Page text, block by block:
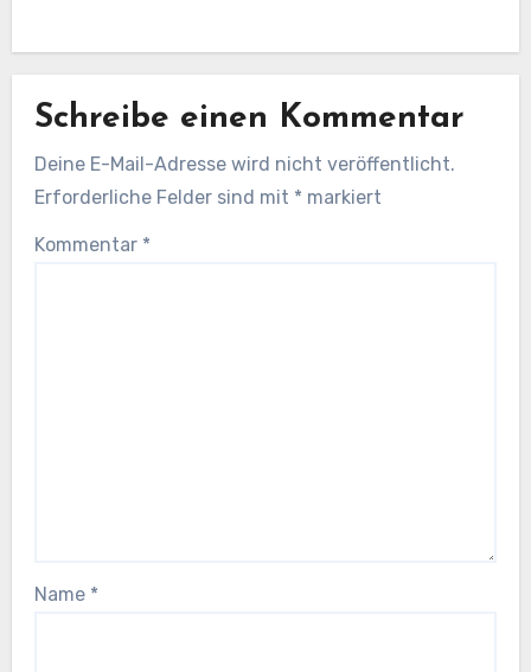
Schreibe einen Kommentar
Deine E-Mail-Adresse wird nicht veröffentlicht.
Erforderliche Felder sind mit * markiert
Kommentar *
Name *